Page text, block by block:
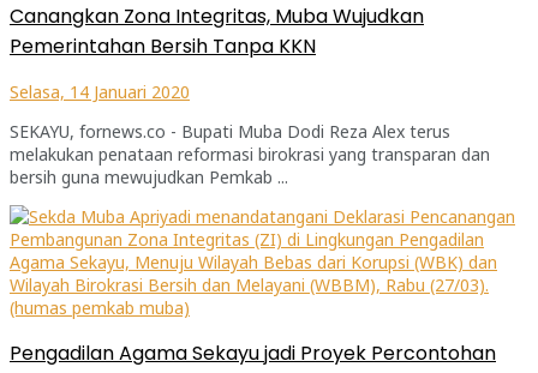
Canangkan Zona Integritas, Muba Wujudkan
Pemerintahan Bersih Tanpa KKN
Selasa, 14 Januari 2020
SEKAYU, fornews.co - Bupati Muba Dodi Reza Alex terus
melakukan penataan reformasi birokrasi yang transparan dan
bersih guna mewujudkan Pemkab ...
Pengadilan Agama Sekayu jadi Proyek Percontohan